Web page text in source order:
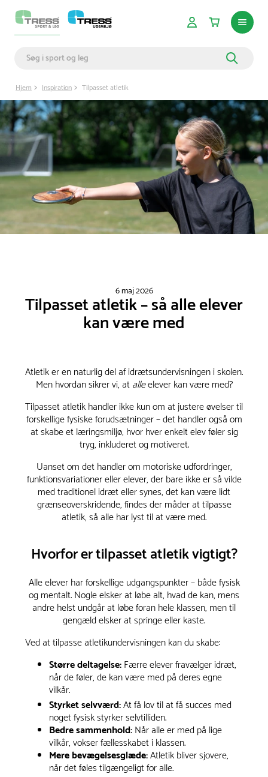
Hjem Inspiration Tilpasset atletik
6 maj 2026
Tilpasset atletik – så alle elever
kan være med
Atletik er en naturlig del af idrætsundervisningen i skolen.
Men hvordan sikrer vi, atalleelever kan være med?
Tilpasset atletik handler ikke kun om at justere øvelser til
forskellige fysiske forudsætninger – det handler også om
at skabe et læringsmiljø, hvor hver enkelt elev føler sig
tryg, inkluderet og motiveret.
Uanset om det handler om motoriske udfordringer,
funktionsvariationer eller elever, der bare ikke er så vilde
med traditionel idræt eller synes, det kan være lidt
grænseoverskridende, findes der måder at tilpasse
atletik, så alle har lyst til at være med.
Hvorfor er tilpasset atletik vigtigt?
Alle elever har forskellige udgangspunkter – både fysisk
og mentalt. Nogle elsker at løbe alt, hvad de kan, mens
andre helst undgår at løbe foran hele klassen, men til
gengæld elsker at springe eller kaste.
Ved at tilpasse atletikundervisningen kan du skabe:
Større deltagelse:Færre elever fravælger idræt,
når de føler, de kan være med på deres egne
vilkår.
Styrket selvværd:At få lov til at få succes med
noget fysisk styrker selvtilliden.
Bedre sammenhold:Når alle er med på lige
vilkår, vokser fællesskabet i klassen.
Mere bevægelsesglæde:Atletik bliver sjovere,
når det føles tilgængeligt for alle.